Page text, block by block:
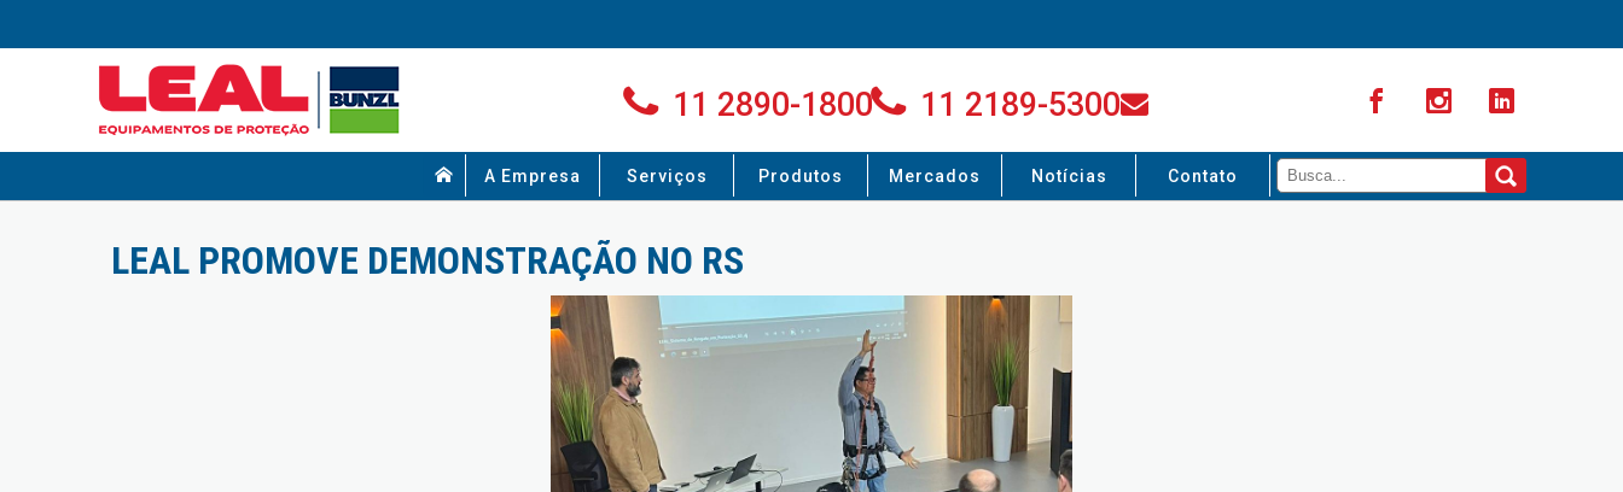
11 2890-1800 11 2189-5300
A Empresa Serviços Produtos Mercados Notícias Contato
LEAL PROMOVE DEMONSTRAÇÃO NO RS